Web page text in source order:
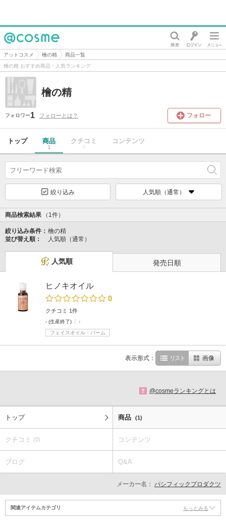
@cosme
アットコスメ 檜の精
商品一覧
檜の精 おすすめ商品・人気ランキング
檜の精
フォロワー1 フォローとは？ フォロー
トップ 商品
1
クチコミ
0
コンテンツ
絞り込み 人気順（通常）
商品検索結果 （1件）
絞り込み条件： 檜の精
並び替え順：
人気順（通常）
人気順 発売日順
ヒノキオイル
0
クチコミ 1件
- (生産終了)
-
フェイスオイル・バーム
表示形式： リスト 画像
? @cosmeランキングとは
トップ 商品 (1)
クチコミ (0) コンテンツ
ブログ Q&A
メーカー名： パシフィックプロダクツ
関連アイテムカテゴリ もっとみる